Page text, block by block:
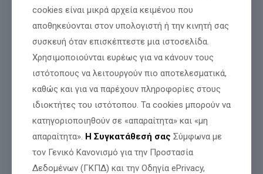
ΜΑΡΟΥΣΗ ΔΕΥΤΕΡΑ 9-2-26
cookies είναι μικρά αρχεία κειμένου που
αποθηκεύονται στον υπολογιστή ή την κινητή σας
συσκευή όταν επισκέπτεστε μια ιστοσελίδα.
Χρησιμοποιούνται ευρέως για να κάνουν τους
ιστότοπους να λειτουργούν πιο αποτελεσματικά,
καθώς και για να παρέχουν πληροφορίες στους
ιδιοκτήτες του ιστότοπου. Τα cookies μπορούν να
κατηγοριοποιηθούν σε «απαραίτητα» και «μη
απαραίτητα». Η Συγκατάθεσή σας Σύμφωνα με
τον Γενικό Κανονισμό για την Προστασία
Δεδομένων (ΓΚΠΔ) και την Οδηγία ePrivacy,